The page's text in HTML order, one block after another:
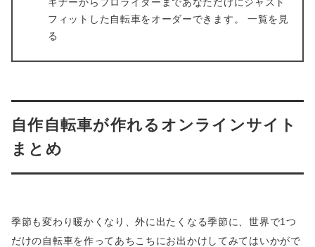
フィットした自転車をオーダーできます。 一覧を見
る
自作自転車が作れるオンラインサイト
まとめ
季節も変わり暖かくなり、外に出たくなる季節に、世界で1つ
だけの自転車を作ってあちこちにお出かけしてみてはいかがで